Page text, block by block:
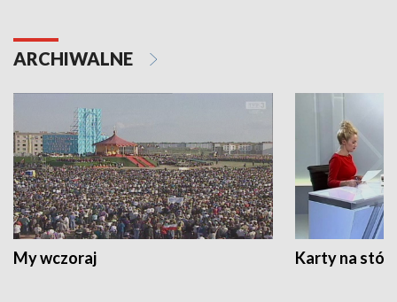
ARCHIWALNE
My wczoraj Karty na